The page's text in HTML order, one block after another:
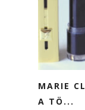
MARIE
A TÖ...